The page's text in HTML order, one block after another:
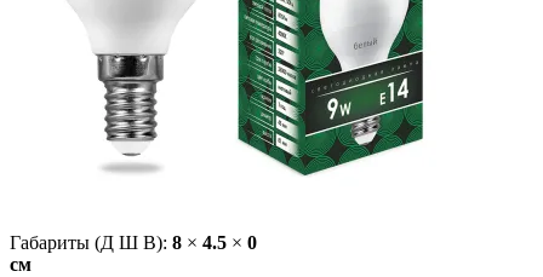
Габариты (Д Ш В): 8 × 4.5 × 0
cм